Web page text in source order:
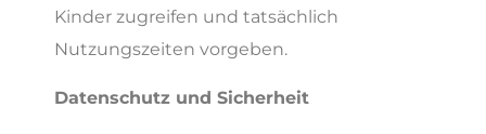
Kinder zugreifen und tatsächlich
Nutzungszeiten vorgeben.
Datenschutz und Sicherheit